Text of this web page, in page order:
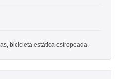
bicicleta estática estropeada.